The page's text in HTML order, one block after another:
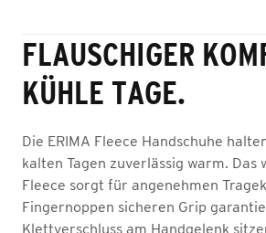
FLAUSCHIGER
KÜHLE TAGE.
Die ERIMA Fleece Handschuhe
kalten Tagen zuverlässig warm. Das
Fleece sorgt für angenehmen
Fingernoppen sicheren Grip
Klettverschluss am Handgelenk